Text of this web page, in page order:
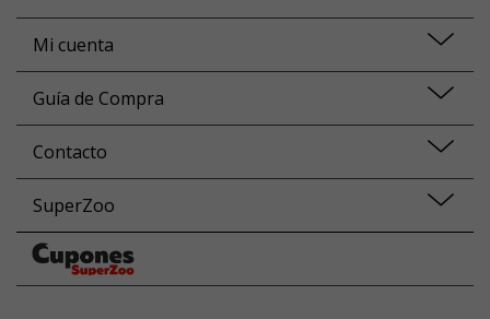
Mi cuenta
Guía de Compra
Contacto
SuperZoo